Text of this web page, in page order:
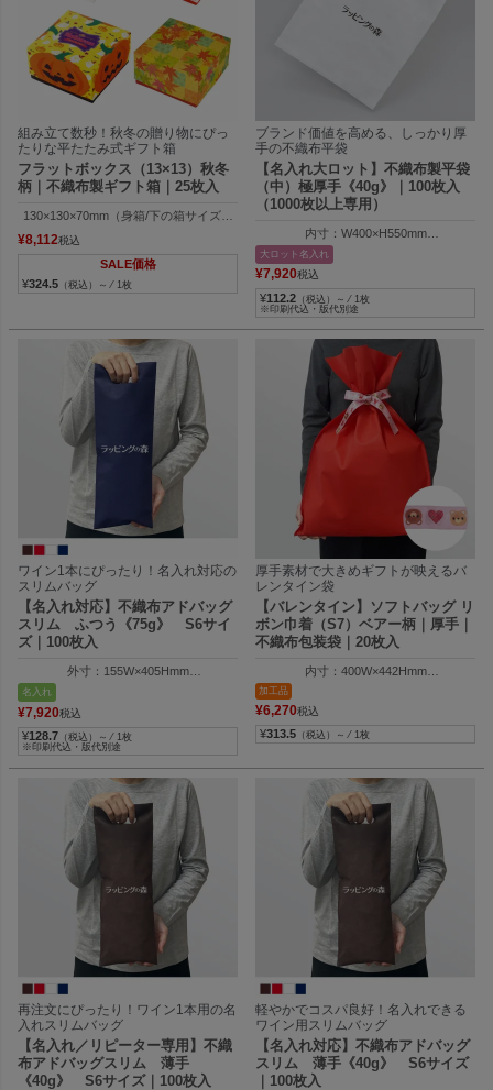
組み立て数秒！秋冬の贈り物にぴっ
たりな平たたみ式ギフト箱
フラットボックス（13×13）秋冬
柄｜不織布製ギフト箱｜25枚入
130×130×70mm（身箱/下の箱サイズ）
130×130×37mm（フタサイズ）
¥8,112税込
SALE価格
¥324.5 （税込）～ ⁄ 1枚
ブランド価値を高める、しっかり厚
手の不織布平袋
【名入れ大ロット】不織布製平袋
（中）極厚手《40g》｜100枚入
（1000枚以上専用）
内寸：W400×H550mm
外寸：W410×H555mm
大ロット名入れ
¥7,920税込
¥112.2 （税込）～ ⁄ 1枚
※印刷代込・版代別途
ワイン1本にぴったり！名入れ対応の
スリムバッグ
【名入れ対応】不織布アドバッグ
スリム ふつう《75g》 S6サイ
ズ｜100枚入
外寸：155W×405Hmm
名入れ
¥7,920税込
¥128.7 （税込）～ ⁄ 1枚
※印刷代込・版代別途
厚手素材で大きめギフトが映えるバ
レンタイン袋
【バレンタイン】ソフトバッグ リ
ボン巾着（S7）ベアー柄｜厚手｜
不織布包装袋｜20枚入
内寸：400W×442Hmm
加工品
¥6,270税込
¥313.5 （税込）～ ⁄ 1枚
再注文にぴったり！ワイン1本用の名
入れスリムバッグ
【名入れ／リピーター専用】不織
布アドバッグスリム 薄手
《40g》 S6サイズ｜100枚入
軽やかでコスパ良好！名入れできる
ワイン用スリムバッグ
【名入れ対応】不織布アドバッグ
スリム 薄手《40g》 S6サイズ
｜100枚入